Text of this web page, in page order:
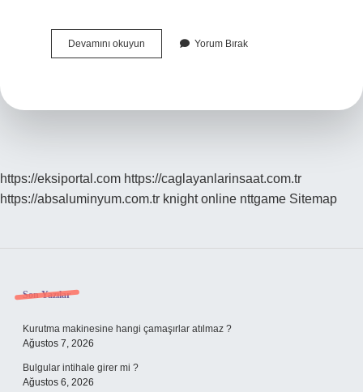
Devamını okuyun Yırtılmayan
Para
Yorum Bırak
https://eksiportal.com https://caglayanlarinsaat.com.tr
https://absaluminyum.com.tr knight online nttgame Sitemap
Sidebar
Son Yazılar
Kurutma makinesine hangi çamaşırlar atılmaz ?
Ağustos 7, 2026
Bulgular intihale girer mi ?
Ağustos 6, 2026